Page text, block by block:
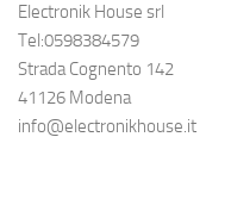
Electronik House srl
Tel:0598384579
Strada Cognento 142
41126 Modena
info@electronikhouse.it